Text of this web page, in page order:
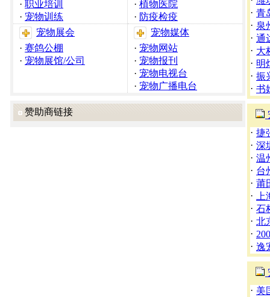
· 职业培训
· 宠物训练
宠物展会
· 赛鸽公棚
· 宠物展馆/公司
· 植物医院
· 防疫检疫
宠物媒体
· 宠物网站
· 宠物报刊
· 宠物电视台
· 宠物广播电台
赞助商链接
· 青
· 泉
· 通
· 大
· 明
· 振
· 书
· 捷
· 深
· 温
· 台
· 莆
·
· 石
· 北
·
· 逸
· 美